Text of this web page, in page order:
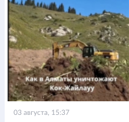
03 августа, 15:37